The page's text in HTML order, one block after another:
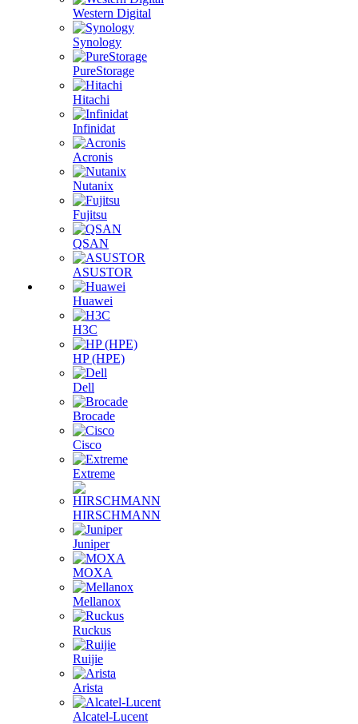
Western Digital
Synology
PureStorage
Hitachi
Infinidat
Acronis
Nutanix
Fujitsu
QSAN
ASUSTOR
Huawei
H3C
HP (HPE)
Dell
Brocade
Cisco
Extreme
HIRSCHMANN
Juniper
MOXA
Mellanox
Ruckus
Ruijie
Arista
Alcatel-Lucent